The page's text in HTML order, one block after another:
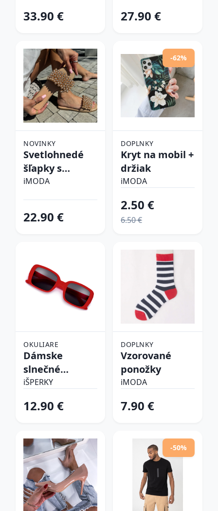
33.90 € 27.90 €
NOVINKY
Svetlohnedé
šľapky s
perličkami
iMODA
22.90 €
-62%
DOPLNKY
Kryt na mobil +
držiak
iMODA
2.50 €
6.50 €
OKULIARE
Dámske
slnečné
okuliare
iŠPERKY
12.90 €
DOPLNKY
Vzorované
ponožky
iMODA
7.90 €
-50%